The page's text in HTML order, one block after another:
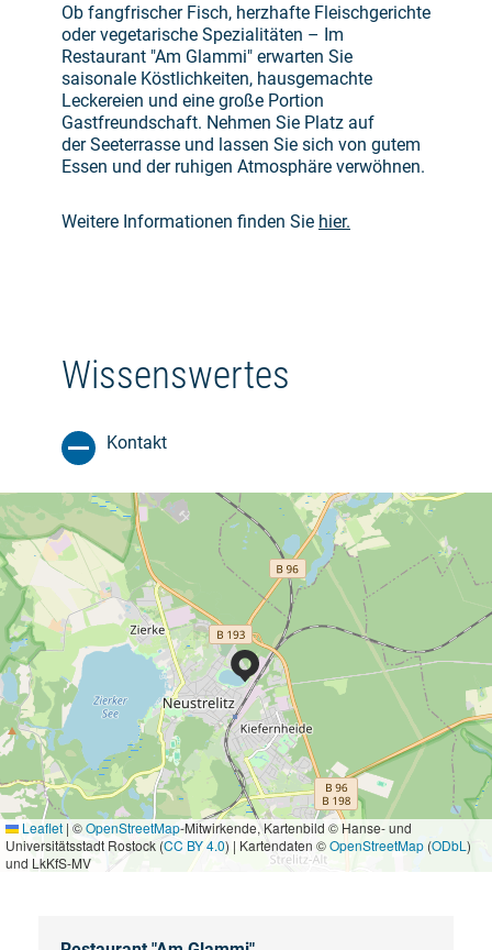
Ob fangfrischer Fisch, herzhafte Fleischgerichte
oder vegetarische Spezialitäten – Im
Restaurant "Am Glammi" erwarten Sie
saisonale Köstlichkeiten, hausgemachte
Leckereien und eine große Portion
Gastfreundschaft. Nehmen Sie Platz auf
der Seeterrasse und lassen Sie sich von gutem
Essen und der ruhigen Atmosphäre verwöhnen.
Weitere Informationen finden Sie hier.
Wissenswertes
Kontakt
Leaflet | ©OpenStreetMap-Mitwirkende, Kartenbild © Hanse- und
Universitätsstadt Rostock (CC BY 4.0) | Kartendaten ©OpenStreetMap (ODbL)
und LkKfS-MV